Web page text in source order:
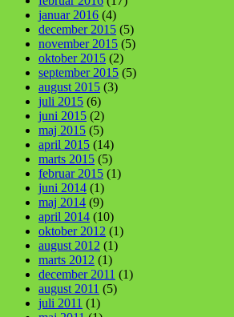
januar 2016 (4)
december 2015 (5)
november 2015 (5)
oktober 2015 (2)
september 2015 (5)
august 2015 (3)
juli 2015 (6)
juni 2015 (2)
maj 2015 (5)
april 2015 (14)
marts 2015 (5)
februar 2015 (1)
juni 2014 (1)
maj 2014 (9)
april 2014 (10)
oktober 2012 (1)
august 2012 (1)
marts 2012 (1)
december 2011 (1)
august 2011 (5)
juli 2011 (1)